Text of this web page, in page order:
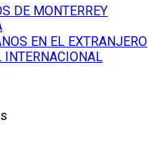
DE MONTERREY
EN EL EXTRANJERO
INTERNACIONAL